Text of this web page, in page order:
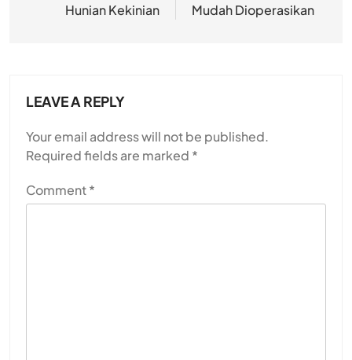
Hunian Kekinian
Mudah Dioperasikan
LEAVE A REPLY
Your email address will not be published.
Required fields are marked *
Comment*